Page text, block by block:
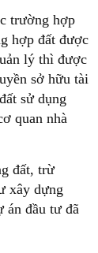
trường hợp
hợp đất được
lý thì được
sở hữu tài
sử dụng
quan nhà
đất, trừ
xây dựng
án đầu tư đã